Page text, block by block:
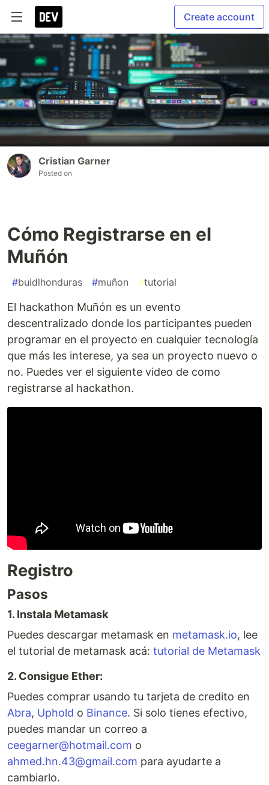
Create account
Cristian Garner
Posted on
Cómo Registrarse en el
Muñón
#buidlhonduras #muñon #tutorial
El hackathon Muñón es un evento
descentralizado donde los participantes pueden
programar en el proyecto en cualquier tecnología
que más les interese, ya sea un proyecto nuevo o
no. Puedes ver el siguiente video de como
registrarse al hackathon.
Registro
Pasos
1. Instala Metamask
Puedes descargar metamask en metamask.io, lee
el tutorial de metamask acá: tutorial de Metamask
2. Consigue Ether:
Puedes comprar usando tu tarjeta de credito en
Abra, Uphold o Binance. Si solo tienes efectivo,
puedes mandar un correo a
ceegarner@hotmail.com o
ahmed.hn.43@gmail.com para ayudarte a
cambiarlo.